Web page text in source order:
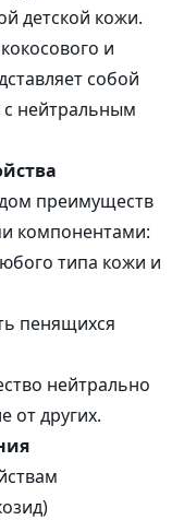
детской кожи.
и
собой
нейтральным
преимуществ
компонентами:
типа кожи и
пенящихся
нейтрально
от других.